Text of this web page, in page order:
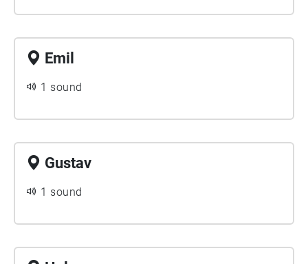
Emil
1 sound
Gustav
1 sound